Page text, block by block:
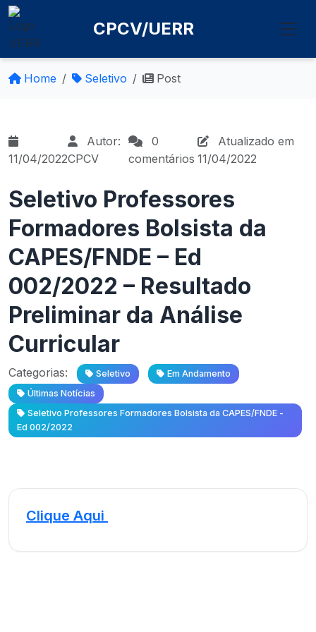
CPCV/UERR
Home Seletivo Post
11/04/2022
Autor:
CPCV
0
comentários
Atualizado em
11/04/2022
Seletivo Professores
Formadores Bolsista da
CAPES/FNDE – Ed
002/2022 – Resultado
Preliminar da Análise
Curricular
Categorias: Seletivo
Em Andamento
Últimas Notícias
Seletivo Professores Formadores Bolsista da CAPES/FNDE -
Ed 002/2022
Clique Aqui